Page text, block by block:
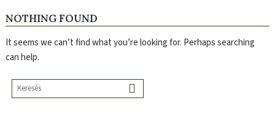
NOTHING FOUND
It seems we can’t find what you’re looking for. Perhaps searching
can help.